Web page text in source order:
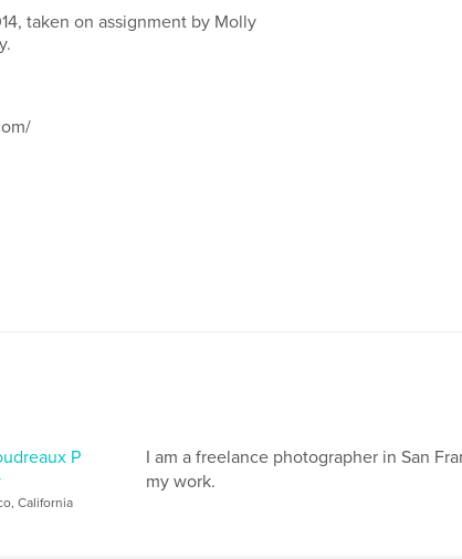
taken on assignment by Molly
P
California
I am a freelance photographer in San
my work.